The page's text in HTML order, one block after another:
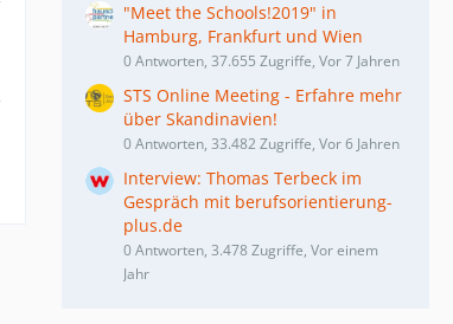
"Meet the Schools!2019" in
Hamburg, Frankfurt und Wien
0 Antworten, 37.655 Zugriffe, Vor 7 Jahren
STS Online Meeting - Erfahre mehr
über Skandinavien!
0 Antworten, 33.482 Zugriffe, Vor 6 Jahren
Interview: Thomas Terbeck im
Gespräch mit berufsorientierung-
plus.de
0 Antworten, 3.478 Zugriffe, Vor einem
Jahr